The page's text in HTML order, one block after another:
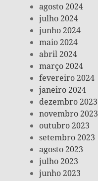
agosto 2024
julho 2024
junho 2024
maio 2024
abril 2024
março 2024
fevereiro 2024
janeiro 2024
dezembro 2023
novembro 2023
outubro 2023
setembro 2023
agosto 2023
julho 2023
junho 2023